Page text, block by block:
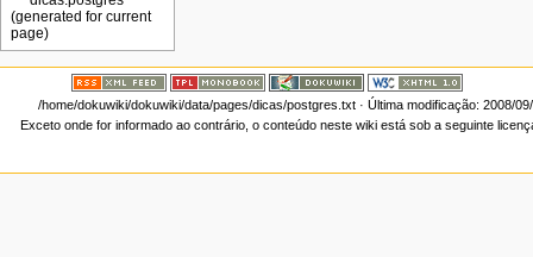
/home/dokuwiki/dokuwiki/data/pages/dicas/postgres.txt· Última modificação: 2008/
Exceto onde for informado ao contrário, o conteúdo neste wiki está sob a seguinte